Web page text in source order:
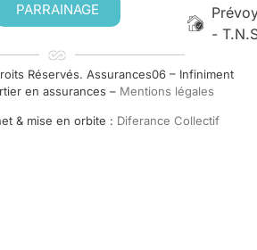
PARRAINAGE
-
Réservés. Assurances06 – Infiniment
en assurances – Mentions légales
& mise en orbite : Diferance Collectif